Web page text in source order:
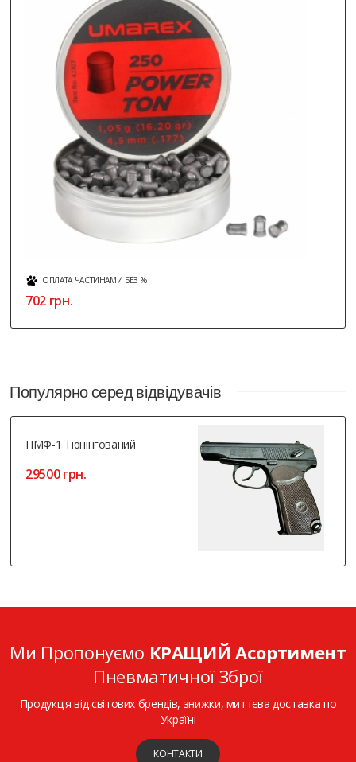
ОПЛАТА ЧАСТИНАМИ БЕЗ %
702 грн.
Популярно серед відвідувачів
ПМФ-1 Тюнінгований
29500 грн.
Ми Пропонуємо КРАЩИЙ Асортимент
Пневматичної Зброї
Продукція від світових брендів, знижки, миттєва доставка по
Україні
КОНТАКТИ